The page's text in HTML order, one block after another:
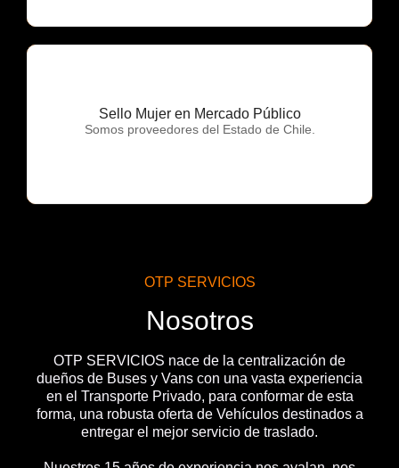
Sello Mujer en Mercado Público
Somos proveedores del Estado de Chile.
OTP Servicios
OTP SERVICIOS
Nosotros
OTP SERVICIOS nace de la centralización de
dueños de Buses y Vans con una vasta experiencia
en el Transporte Privado, para conformar de esta
forma, una robusta oferta de Vehículos destinados a
entregar el mejor servicio de traslado.